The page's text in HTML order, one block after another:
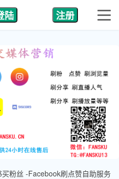
陆 注册
粉丝 -Facebook刷点赞自助服务